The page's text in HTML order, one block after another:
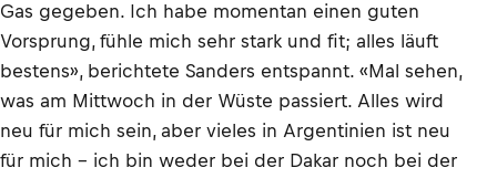
Gas gegeben. Ich habe momentan einen guten
Vorsprung, fühle mich sehr stark und fit; alles läuft
bestens», berichtete Sanders entspannt. «Mal sehen,
was am Mittwoch in der Wüste passiert. Alles wird
neu für mich sein, aber vieles in Argentinien ist neu
für mich – ich bin weder bei der Dakar noch bei der